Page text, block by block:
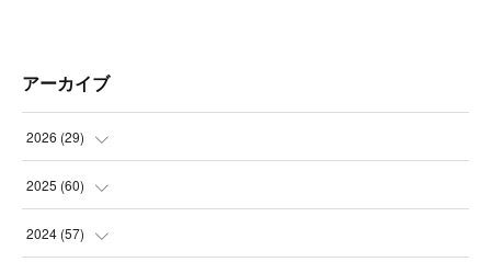
アーカイブ
2026 (29)
(5
(3
2025 (60)
(3
2024 (57)